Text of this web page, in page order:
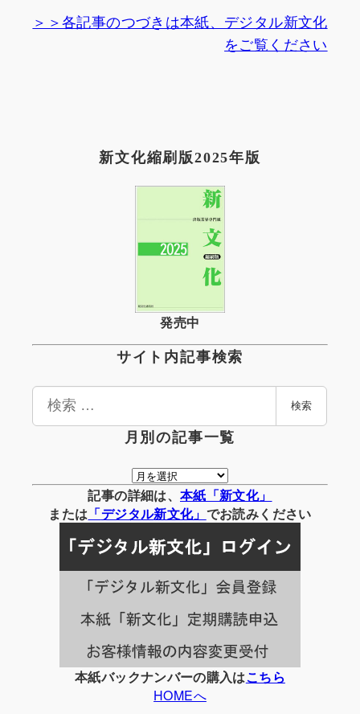
＞＞各記事のつづきは本紙、デジタル新文化
をご覧ください
新文化縮刷版2025年版
発売中
サイト内記事検索
検
検索
月別の記事一覧
月
別
の
事
一
覧
記事の詳細は、 本紙「新文化」
または 「デジタル新文化」 でお読みください
本紙バックナンバーの購入はこちら
HOMEへ